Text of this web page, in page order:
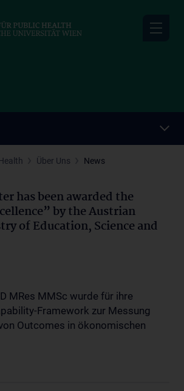
Über Uns News
has been awarded the
by the Austrian
of Education, Science and
MRes MMSc wurde für ihre
Framework zur Messung
Outcomes in ökonomischen